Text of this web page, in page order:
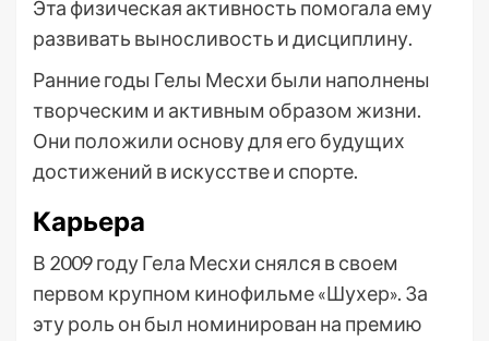
Эта физическая активность помогала ему
развивать выносливость и дисциплину.
Ранние годы Гелы Месхи были наполнены
творческим и активным образом жизни.
Они положили основу для его будущих
достижений в искусстве и спорте.
Карьера
В 2009 году Гела Месхи снялся в своем
первом крупном кинофильме «Шухер». За
эту роль он был номинирован на премию